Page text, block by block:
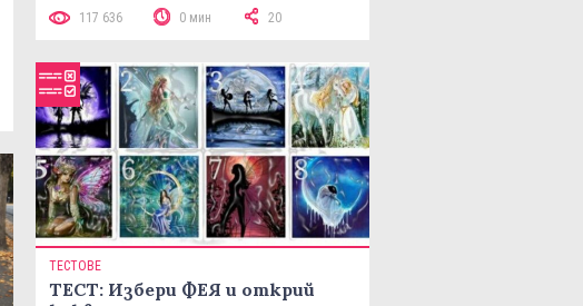
117 636 0 мин 20
ТЕСТОВЕ
ТЕСТ: Избери ФЕЯ и открий